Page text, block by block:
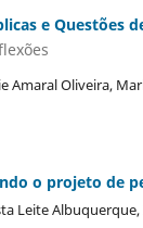
e Questões
Amaral Oliveira,
o projeto de
Leite